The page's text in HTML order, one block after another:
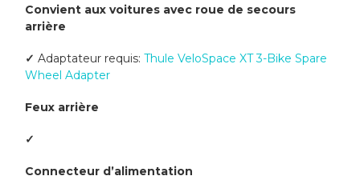
Convient aux voitures avec roue de secours
arrière
✓ Adaptateur requis:Thule VeloSpace XT 3-Bike Spare
Wheel Adapter
Feux arrière
✓
Connecteur d’alimentation